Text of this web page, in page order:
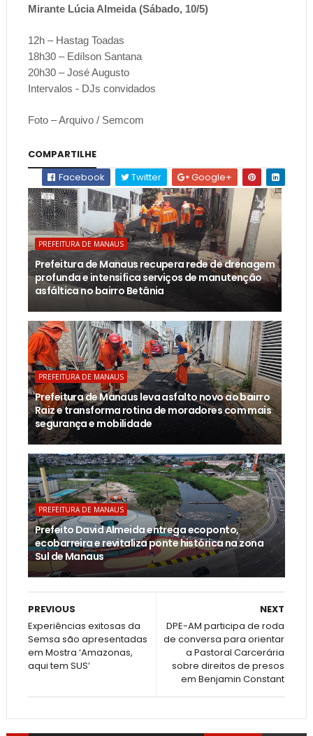
Mirante Lúcia Almeida (Sábado, 10/5)
12h – Hastag Toadas
18h30 – Edílson Santana
20h30 – José Augusto
Intervalos - DJs convidados
Foto – Arquivo / Semcom
COMPARTILHE
Facebook
Twitter Google+
PREFEITURA DE MANAUS
Prefeitura de Manaus recupera rede de drenagem
profunda e intensifica serviços de manutenção
asfáltica no bairro Betânia
PREFEITURA DE MANAUS
Prefeitura de Manaus leva asfalto novo ao bairro
Raiz e transforma rotina de moradores com mais
segurança e mobilidade
PREFEITURA DE MANAUS
Prefeito David Almeida entrega ecoponto,
ecobarreira e revitaliza ponte histórica na zona
Sul de Manaus
NEXT
DPE-AM participa de roda
de conversa para orientar
a Pastoral Carcerária
sobre direitos de presos
em Benjamin Constant
PREVIOUS
Experiências exitosas da
Semsa são apresentadas
em Mostra ‘Amazonas,
aqui tem SUS’